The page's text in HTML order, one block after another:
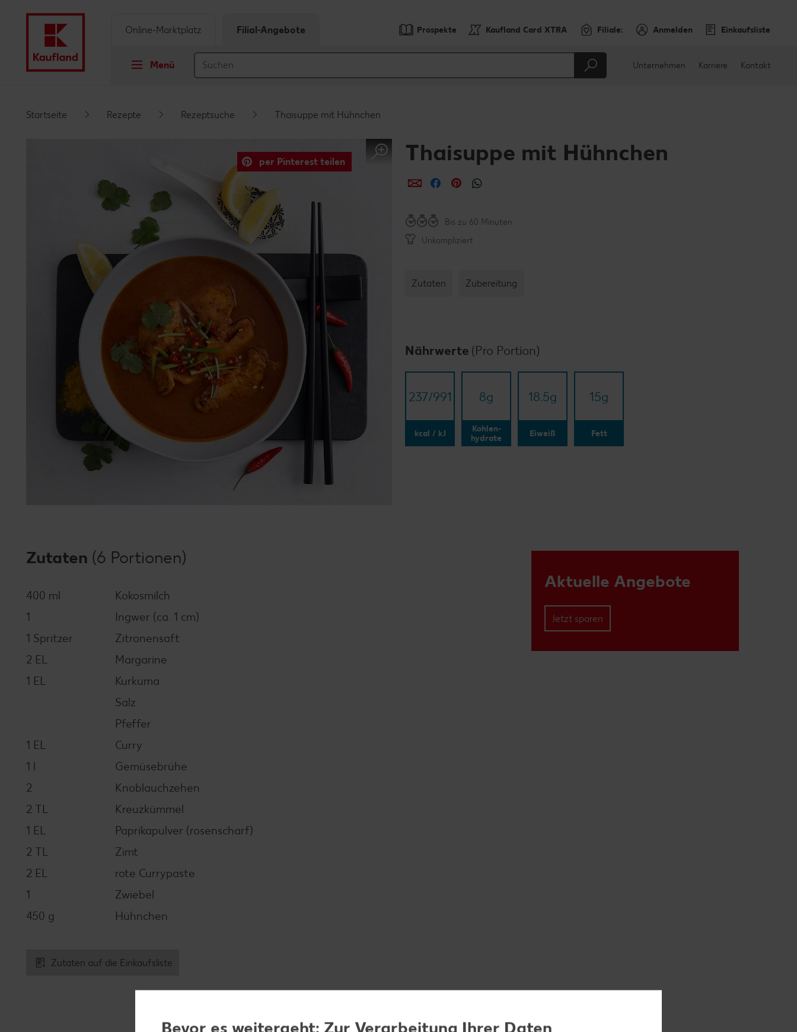
Schwebender Seitenbereich
Prospekte Kaufland Card XTRA Filiale: Anmelden Einkaufsliste
Menü
Online-Marktplatz Filial-Angebote
Unternehmen Karriere Kontakt
Startseite Rezepte Rezeptsuche Thaisuppe mit Hühnchen
per Pinterest teilen Thaisuppe mit Hühnchen
per E-Mail teilen
per Facebook teilen
per Pinterest teilen
Bis zu 60 Minuten
Unkompliziert
Zutaten Zubereitung
Nährwerte (Pro Portion)
237/​991
kcal / kJ
8g
Kohlen-
hydrate
18.5g
Eiweiß
15g
Fett
Aktuelle Angebote
Jetzt sparen
Zutaten (6 Portionen)
400 ml
Kokosmilch
1
Ingwer (ca. 1 cm)
1 Spritzer
Zitronensaft
2 EL
Margarine
1 EL
Kurkuma
Salz
Pfeffer
1 EL
Curry
1 l
Gemüsebrühe
2
Knoblauchzehen
2 TL
Kreuzkümmel
1 EL
Paprikapulver (rosenscharf)
2 TL
Zimt
2 EL
rote Currypaste
1
Zwiebel
450 g
Hühnchen
Zutaten auf die Einkaufsliste
Bevor es weitergeht: Zur Verarbeitung Ihrer Daten